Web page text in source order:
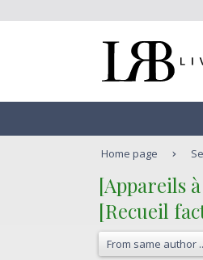
Home page
‎[Appareils
‎[Recueil
From same author